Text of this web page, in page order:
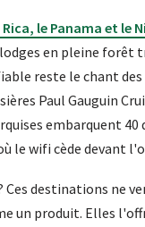
le Panama et le
en pleine forêt
reste le chant des
Paul Gauguin
embarquent 40
le wifi cède devant
Ces destinations ne
un produit. Elles